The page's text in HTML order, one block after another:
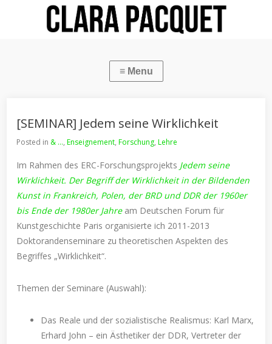
[SEMINAR] Jedem seine Wirklichkeit
Posted in & ...,Enseignement,Forschung,Lehre
Im Rahmen des ERC-Forschungsprojekts Jedem seine
Wirklichkeit. Der Begriff der Wirklichkeit in der Bildenden
Kunst in Frankreich, Polen, der BRD und DDR der 1960er
bis Ende der 1980er Jahre am Deutschen Forum für
Kunstgeschichte Paris organisierte ich 2011-2013
Doktorandenseminare zu theoretischen Aspekten des
Begriffes „Wirklichkeit“.
Themen der Seminare (Auswahl):
Das Reale und der sozialistische Realismus: Karl Marx,
Erhard John – ein Ästhetiker der DDR, Vertreter der